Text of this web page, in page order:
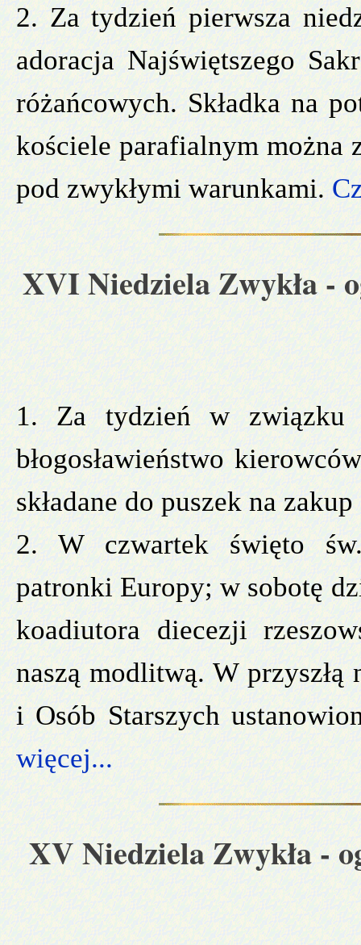
2. Za tydzień pierwsza
adoracja Najświętszego
różańcowych. Składka na
kościele parafialnym można
pod zwykłymi warunkami.
XVI Niedziela Zwykła-
1. Za tydzień w związku
błogosławieństwo
składane do puszek na
2. W czwartek święto
patronki Europy; w sobotę
koadiutora diecezji
naszą modlitwą. W
i Osób Starszych
więcej...
XV Niedziela Zwykła-